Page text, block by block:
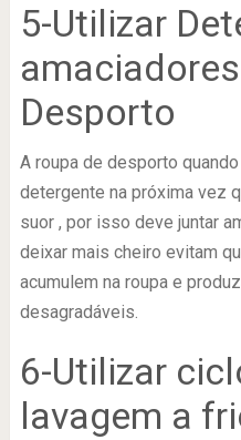
5-Utilizar
Desporto
A roupa de desporto
detergente na próxima vez
suor , por isso deve juntar
deixar mais cheiro evitam
acumulem na roupa e
desagradáveis.
6-Utilizar
lavagem a